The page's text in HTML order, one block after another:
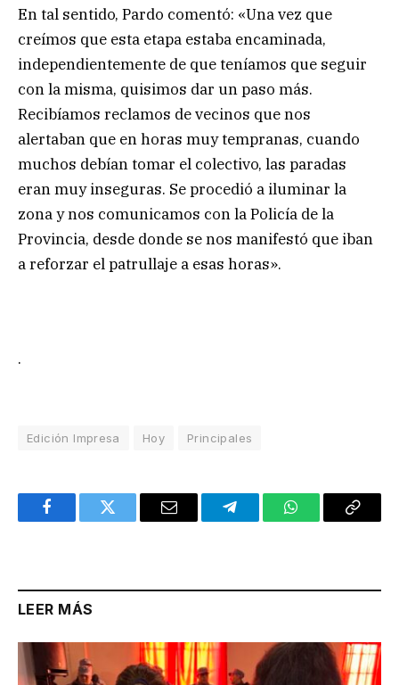
En tal sentido, Pardo comentó: «Una vez que
creímos que esta etapa estaba encaminada,
independientemente de que teníamos que seguir
con la misma, quisimos dar un paso más.
Recibíamos reclamos de vecinos que nos
alertaban que en horas muy tempranas, cuando
muchos debían tomar el colectivo, las paradas
eran muy inseguras. Se procedió a iluminar la
zona y nos comunicamos con la Policía de la
Provincia, desde donde se nos manifestó que iban
a reforzar el patrullaje a esas horas».
.
Edición Impresa Hoy Principales
FacebookTwitter Email TelegramWhatsAppCopy
LEER MÁS